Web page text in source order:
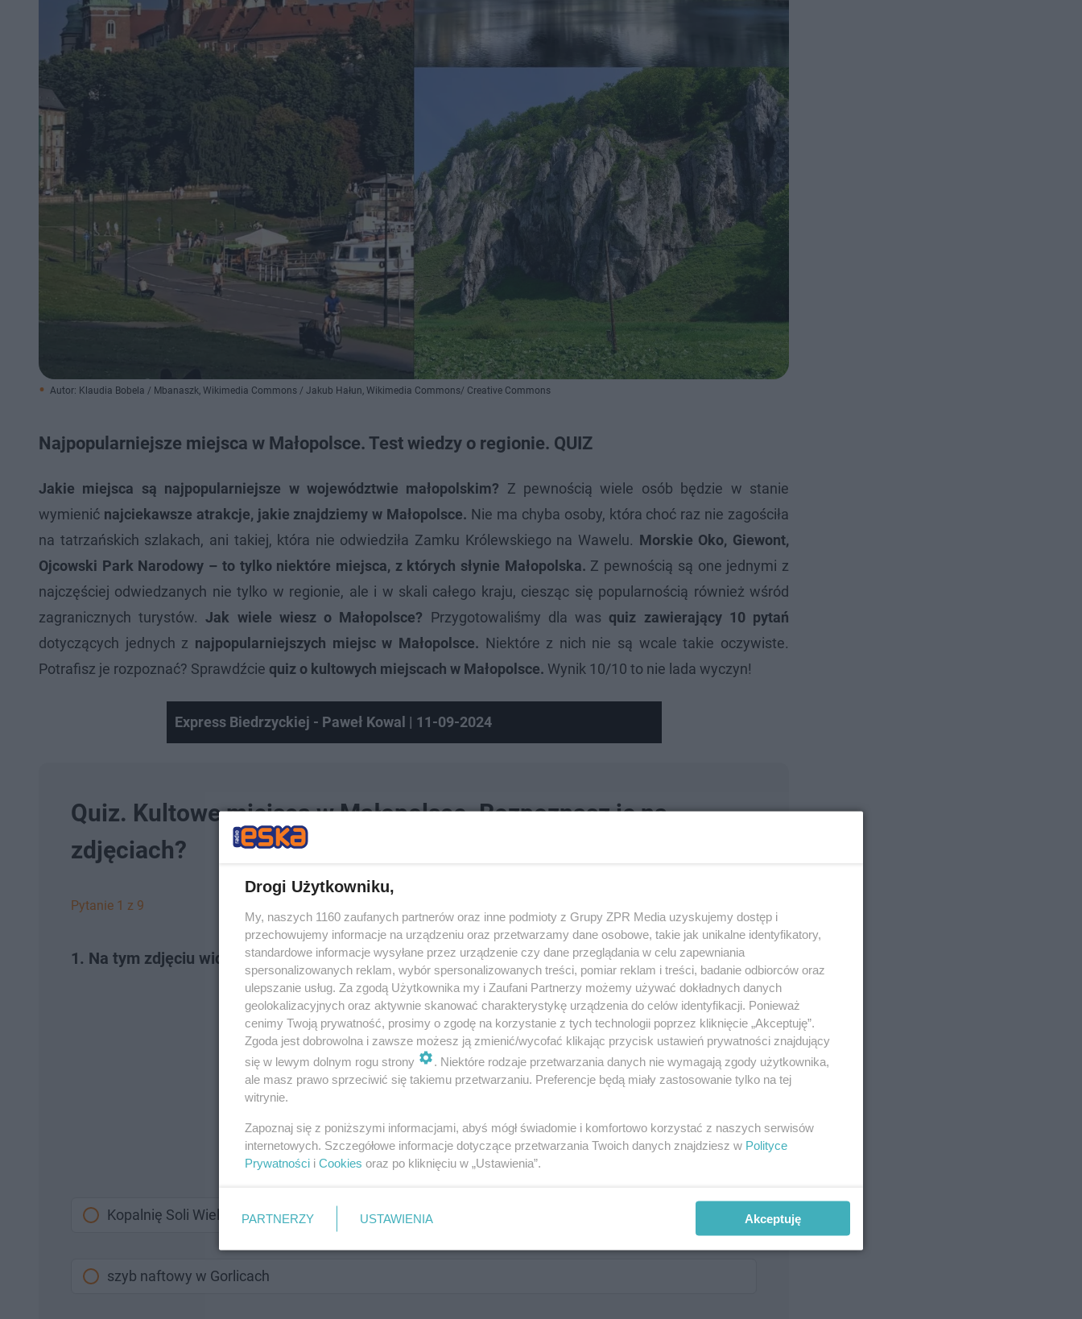
Autor: Klaudia Bobela / Mbanaszk, Wikimedia Commons / Jakub Hałun, Wikimedia Commons/ Creative Commons
Najpopularniejsze miejsca w Małopolsce. Test wiedzy o regionie. QUIZ
Jakie miejsca są najpopularniejsze w województwie małopolskim? Z pewnością wiele osób będzie w stanie
wymienić najciekawsze atrakcje, jakie znajdziemy w Małopolsce. Nie ma chyba osoby, która choć raz nie zagościła
na tatrzańskich szlakach, ani takiej, która nie odwiedziła Zamku Królewskiego na Wawelu. Morskie Oko, Giewont,
Ojcowski Park Narodowy – to tylko niektóre miejsca, z których słynie Małopolska. Z pewnością są one jednymi z
najczęściej odwiedzanych nie tylko w regionie, ale i w skali całego kraju, ciesząc się popularnością również wśród
zagranicznych turystów. Jak wiele wiesz o Małopolsce? Przygotowaliśmy dla was quiz zawierający 10 pytań
dotyczących jednych z najpopularniejszych miejsc w Małopolsce. Niektóre z nich nie są wcale takie oczywiste.
Potrafisz je rozpoznać? Sprawdźcie quiz o kultowych miejscach w Małopolsce. Wynik 10/10 to nie lada wyczyn!
Express Biedrzyckiej - Paweł Kowal | 11-09-2024
Quiz. Kultowe miejsca w Małopolsce. Rozpoznasz je na
zdjęciach?
Pytanie 1 z 9
1. Na tym zdjęciu widzimy:
Kopalnię Soli Wieliczka
szyb naftowy w Gorlicach
Drogi Użytkowniku,
My, naszych 1160 zaufanych partnerów oraz inne podmioty z Grupy ZPR Media uzyskujemy dostęp i
przechowujemy informacje na urządzeniu oraz przetwarzamy dane osobowe, takie jak unikalne identyfikatory,
standardowe informacje wysyłane przez urządzenie czy dane przeglądania w celu zapewniania
spersonalizowanych reklam, wybór spersonalizowanych treści, pomiar reklam i treści, badanie odbiorców oraz
ulepszanie usług. Za zgodą Użytkownika my i Zaufani Partnerzy możemy używać dokładnych danych
geolokalizacyjnych oraz aktywnie skanować charakterystykę urządzenia do celów identyfikacji. Ponieważ
cenimy Twoją prywatność, prosimy o zgodę na korzystanie z tych technologii poprzez kliknięcie „Akceptuję”.
Zgoda jest dobrowolna i zawsze możesz ją zmienić/wycofać klikając przycisk ustawień prywatności znajdujący
się w lewym dolnym rogu strony
. Niektóre rodzaje przetwarzania danych nie wymagają zgody użytkownika,
ale masz prawo sprzeciwić się takiemu przetwarzaniu. Preferencje będą miały zastosowanie tylko na tej
witrynie.
Zapoznaj się z poniższymi informacjami, abyś mógł świadomie i komfortowo korzystać z naszych serwisów
internetowych. Szczegółowe informacje dotyczące przetwarzania Twoich danych znajdziesz w Polityce
Prywatności i Cookies oraz po kliknięciu w „Ustawienia”.
PARTNERZY USTAWIENIA Akceptuję